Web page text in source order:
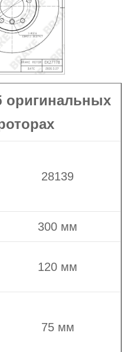
73,5 мм
5
Вентилируемый
28139
300 мм
120 мм
75 мм